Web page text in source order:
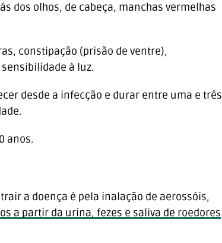
dos olhos, de cabeça, manchas vermelhas
constipação (prisão de ventre),
à luz.
desde a infecção e durar entre uma e três
anos.
a doença é pela inalação de aerossóis,
a partir da urina, fezes e saliva de roedores